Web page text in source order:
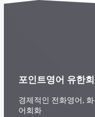
포인트영어 유한
경제적인 전화영어,
어회화